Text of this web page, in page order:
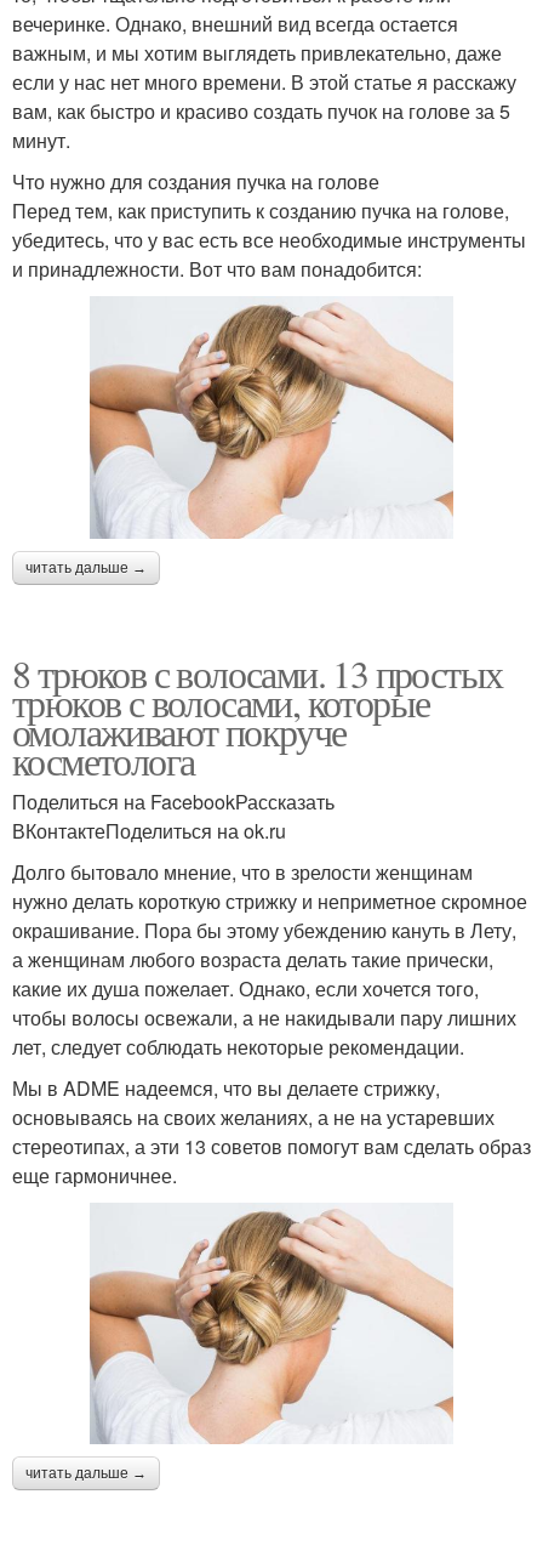
вечеринке. Однако, внешний вид всегда остается
важным, и мы хотим выглядеть привлекательно, даже
если у нас нет много времени. В этой статье я расскажу
вам, как быстро и красиво создать пучок на голове за 5
минут.
Что нужно для создания пучка на голове
Перед тем, как приступить к созданию пучка на голове,
убедитесь, что у вас есть все необходимые инструменты
и принадлежности. Вот что вам понадобится:
читать дальше →
8 трюков с волосами. 13 простых
трюков с волосами, которые
омолаживают покруче
косметолога
Поделиться на FacebookРассказать
ВКонтактеПоделиться на ok.ru
Долго бытовало мнение, что в зрелости женщинам
нужно делать короткую стрижку и неприметное скромное
окрашивание. Пора бы этому убеждению кануть в Лету,
а женщинам любого возраста делать такие прически,
какие их душа пожелает. Однако, если хочется того,
чтобы волосы освежали, а не накидывали пару лишних
лет, следует соблюдать некоторые рекомендации.
Мы в ADME надеемся, что вы делаете стрижку,
основываясь на своих желаниях, а не на устаревших
стереотипах, а эти 13 советов помогут вам сделать образ
еще гармоничнее.
читать дальше →